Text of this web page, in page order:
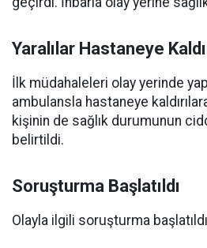
Yaralılar Hastaneye
İlk müdahaleleri olay yerinde
ambulansla hastaneye
kişinin de sağlık durumunun
belirtildi.
Soruşturma Başlatıldı
Olayla ilgili soruşturma